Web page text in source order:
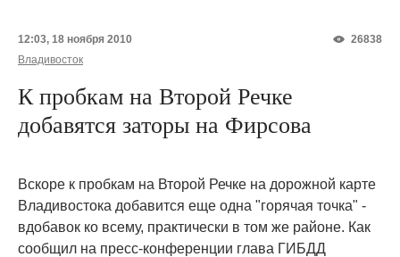
26838
12:03, 18 ноября 2010
Владивосток
К пробкам на Второй Речке
добавятся заторы на Фирсова
Вскоре к пробкам на Второй Речке на дорожной карте
Владивостока добавится еще одна "горячая точка" -
вдобавок ко всему, практически в том же районе. Как
сообщил на пресс-конференции глава ГИБДД